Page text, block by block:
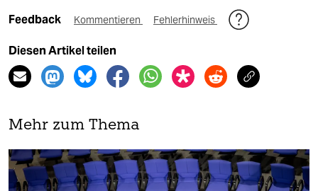
Feedback Kommentieren Fehlerhinweis
Diesen Artikel teilen
Mehr zum Thema